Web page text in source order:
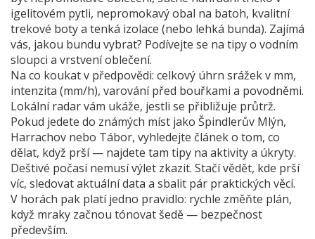
igelitovém pytli, nepromokavý obal na batoh, kvalitní
trekové boty a tenká izolace (nebo lehká bunda). Zajímá
vás, jakou bundu vybrat? Podívejte se na tipy o vodním
sloupci a vrstvení oblečení.
Na co koukat v předpovědi: celkový úhrn srážek v mm,
intenzita (mm/h), varování před bouřkami a povodněmi.
Lokální radar vám ukáže, jestli se přibližuje průtrž.
Pokud jedete do známých míst jako Špindlerův Mlýn,
Harrachov nebo Tábor, vyhledejte článek o tom, co
dělat, když prší — najdete tam tipy na aktivity a úkryty.
Deštivé počasí nemusí výlet zkazit. Stačí vědět, kde prší
víc, sledovat aktuální data a sbalit pár praktických věcí.
V horách pak platí jedno pravidlo: rychle změňte plán,
když mraky začnou tónovat šedě — bezpečnost
především.